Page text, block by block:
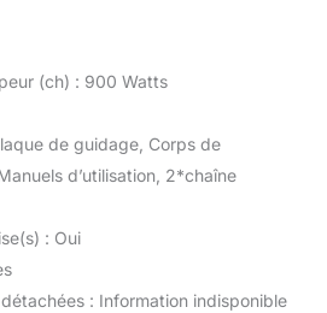
(ch) : 900 Watts
de guidage, Corps de
d’utilisation, 2*chaîne
: Oui
: Information indisponible